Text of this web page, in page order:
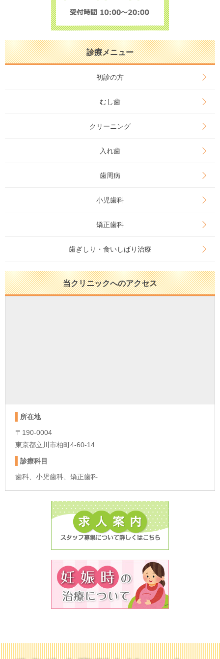
診療メニュー
初診の方
むし歯
クリーニング
入れ歯
歯周病
小児歯科
矯正歯科
歯ぎしり・食いしばり治療
当クリニックへのアクセス
所在地
〒190-0004
東京都立川市柏町4-60-14
診療科目
歯科、小児歯科、矯正歯科